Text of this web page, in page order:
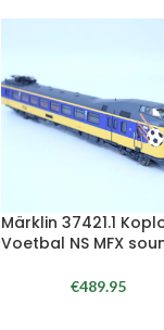
Märklin 37421.1
Voetbal NS MFX
€489.95